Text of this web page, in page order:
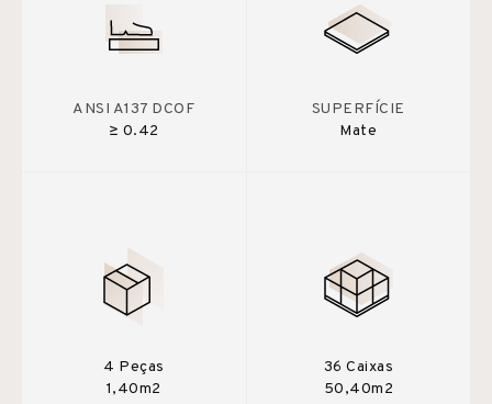
ANSI A137 DCOF
≥ 0.42
SUPERFÍCIE
Mate
4 Peças
1,40m2
36 Caixas
50,40m2